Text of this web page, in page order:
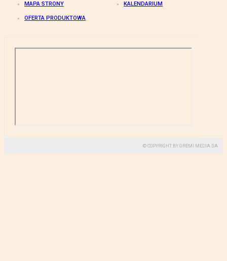
MAPA STRONY KALENDARIUM
OFERTA PRODUKTOWA
© COPYRIGHT BY GREMI MEDIA SA